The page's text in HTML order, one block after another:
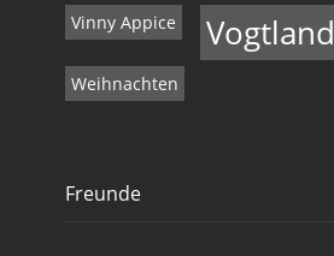
Vinny Appice
Vogtland
Weihnachten
Freunde